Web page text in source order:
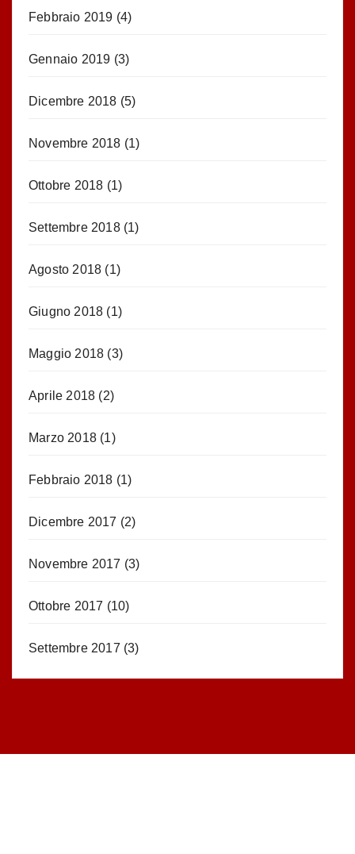
Febbraio 2019 (4)
Gennaio 2019 (3)
Dicembre 2018 (5)
Novembre 2018 (1)
Ottobre 2018 (1)
Settembre 2018(1)
Agosto 2018 (1)
Giugno 2018 (1)
Maggio 2018 (3)
Aprile 2018 (2)
Marzo 2018 (1)
Febbraio 2018 (1)
Dicembre 2017 (2)
Novembre 2017 (3)
Ottobre 2017 (10)
Settembre 2017 (3)